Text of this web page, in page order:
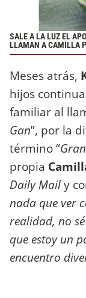
SALE A LA LUZ EL
LLAMAN A CAMILLA
Meses atrás,
hijos
familiar al
Gan”, por la
término “
propia
Daily Maily
nada que ver
realidad, no
que estoy un
encuentro